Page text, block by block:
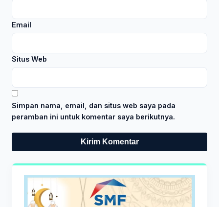
Email
Situs Web
Simpan nama, email, dan situs web saya pada
peramban ini untuk komentar saya berikutnya.